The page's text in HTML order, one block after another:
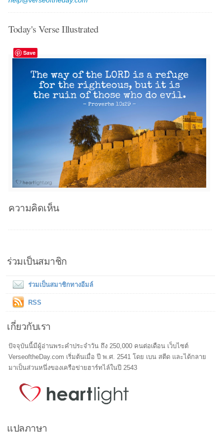
Today's Verse Illustrated
Save
ความคิดเห็น
ร่วมเป็นสมาชิก
ร่วมเป็นสมาชิกทางอีมล์
RSS
เกี่ยวกับเรา
ปัจจุบันนี้มีผู้อ่านพระคำประจำวัน ถึง 250,000 คนต่อเดือน เว็บไซต์
VerseoftheDay.com เริ่มต้นเมื่อ ปี พ.ศ. 2541 โดย เบน สตีด และได้กลาย
มาเป็นส่วนหนึ่งของเครือข่ายฮาร์ทไล์ในปี 2543
แปลภาษา